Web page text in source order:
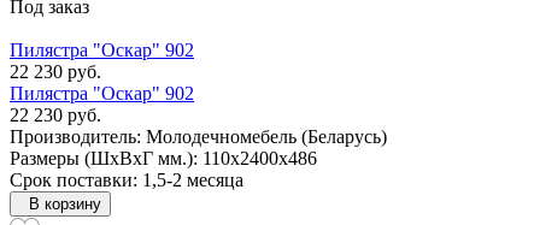
Под заказ
Пилястра "Оскар" 902
22 230 руб.
Пилястра "Оскар" 902
22 230 руб.
Производитель: Молодечномебель (Беларусь)
Размеры (ШxВxГ мм.): 110x2400x486
Срок поставки: 1,5-2 месяца
В корзину